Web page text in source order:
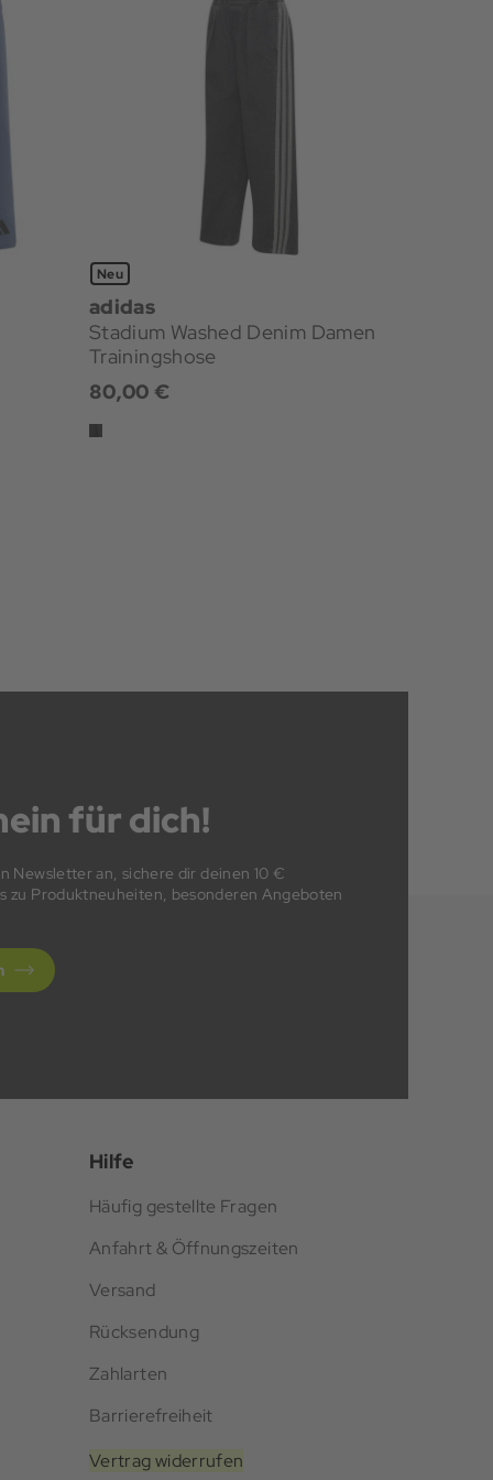
Neu
adidas
Stadium Washed Denim Damen
Trainingshose
80,00 €
für dich!
Newsletter an, sichere dir deinen 10 €
zu Produktneuheiten, besonderen Angeboten
Hilfe
Häufig gestellte Fragen
Anfahrt & Öffnungszeiten
Versand
Rücksendung
Zahlarten
Barrierefreiheit
Vertrag widerrufen